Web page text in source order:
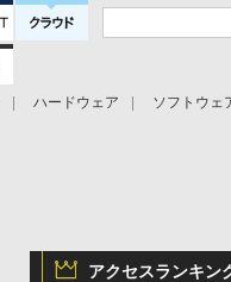
ハードウェア
ソフトウェ
アクセスランキン